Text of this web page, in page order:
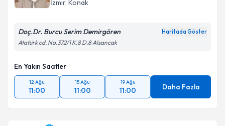
İzmir, Konak
Doç.Dr. Burcu Serim Demirgören Haritada Göster
Atatürk cd. No.372/1 K.8 D.8 Alsancak
En Yakın Saatler
12 Ağu
11:00
15 Ağu
11:00
19 Ağu
11:00 Daha Fazla